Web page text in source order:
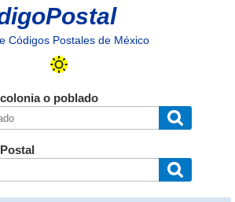
Códigos Postales de México
o poblado